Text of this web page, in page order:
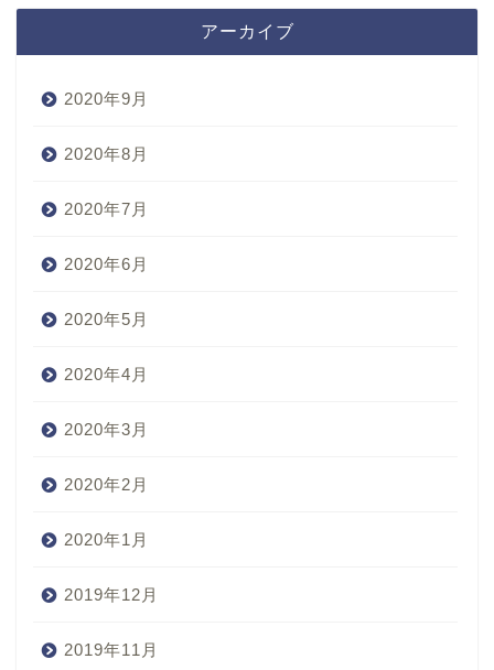
アーカイブ
2020年9月
2020年8月
2020年7月
2020年6月
2020年5月
2020年4月
2020年3月
2020年2月
2020年1月
2019年12月
2019年11月